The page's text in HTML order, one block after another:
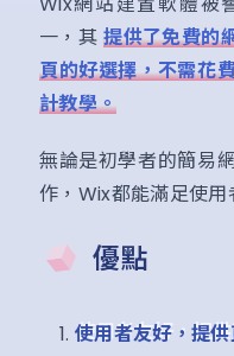
一，其 提供了免費的
頁的好選擇，不需花
計教學。
無論是初學者的簡易
作，Wix都能滿足使用
優點
使用者友好，提